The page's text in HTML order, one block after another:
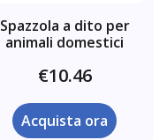
Spazzola a dito per
animali domestici
€10.46
Acquista ora